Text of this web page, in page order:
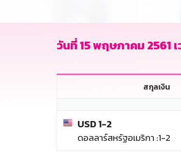
วันที่ 15 พฤษภาคม 2561 เ
สกุลเงิน
USD 1-2
ดอลลาร์สหรัฐอเมริกา :1-2